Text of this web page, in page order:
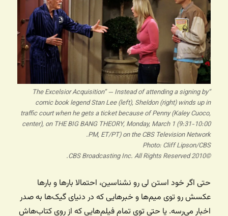
“The Excelsior Acquisition” — Instead of attending a signing by
comic book legend Stan Lee (left), Sheldon (right) winds up in
traffic court when he gets a ticket because of Penny (Kaley Cuoco,
center), on THE BIG BANG THEORY, Monday, March 1 (9:31-10:00
PM, ET/PT) on the CBS Television Network.
Photo: Cliff Lipson/CBS
©2010 CBS Broadcasting Inc. All Rights Reserved.
حتی اگر خود استن لی رو نشناسین، احتمالا بارها و بارها
عکسش رو توی میم‌ها و خبرهایی که در دنیای گیک‌ها به صدر
اخبار می‌رسه. یا حتی توی تمام فیلم‌هایی که از روی کتاب‌هاش